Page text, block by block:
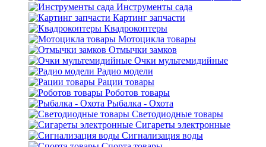
Инструменты сада
Картинг запчасти
Квадрокоптеры
Мотоцикла товары
Отмычки замков
Очки мультемидийные
Радио модели
Рации товары
Роботов товары
Рыбалка - Охота
Светодиодные товары
Сигареты электронные
Сигнализация воды